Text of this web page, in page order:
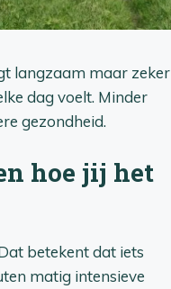
langzaam maar zeker
dag voelt. Minder
gezondheid.
hoe jij het
betekent dat iets
matig intensieve